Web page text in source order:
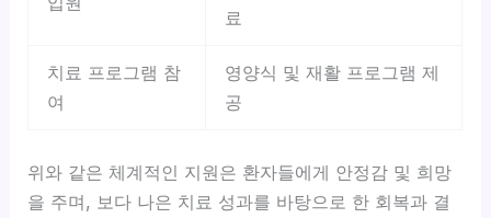
료
치료 프로그램 참
여
영양식 및 재활 프로그램 제
공
위와 같은 체계적인 지원은 환자들에게 안정감 및 희망
을 주며, 보다 나은 치료 성과를 바탕으로 한 회복과 결